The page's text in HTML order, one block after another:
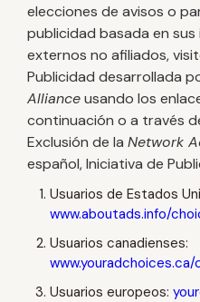
elecciones de avisos o
publicidad basada en
externos no afiliados,
Publicidad desarrollada
Allianceusando los
continuación o a través
Exclusión de la Network
español, Iniciativa de
Usuarios de Estados
www.aboutads.info/
Usuarios canadienses:
Usuarios europeos: